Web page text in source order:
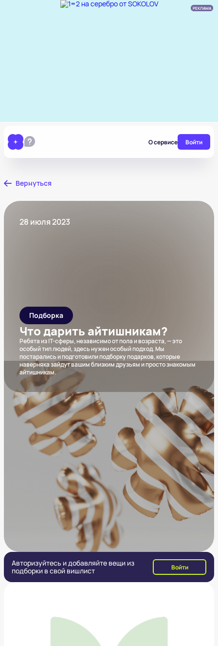
РЕКЛАМА
О сервисе Войти
Вернуться
28 июля 2023
Подборка
Что дарить айтишникам?
Ребята из IT-сферы, независимо от пола и возраста, — это
особый тип людей, здесь нужен особый подход. Мы
постарались и подготовили подборку подарков, которые
наверняка зайдут вашим близким друзьям и просто знакомым
айтишникам.
Авторизуйтесь и добавляйте вещи из
подборки в свой вишлист
Войти